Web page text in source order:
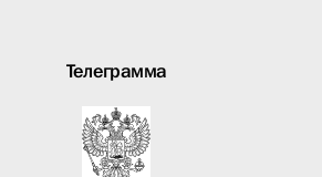
Телеграмма